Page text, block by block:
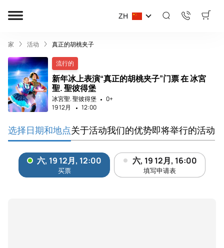
ZH
家 活动 真正的胡桃夹子
流行的
新年冰上表演“真正的胡桃夹子”门票 在 冰宮
聖. 聖彼得堡
冰宮聖. 聖彼得堡
0+
19 12月
12:00
选择日期和地点关于活动我们的优势即将举行的活动